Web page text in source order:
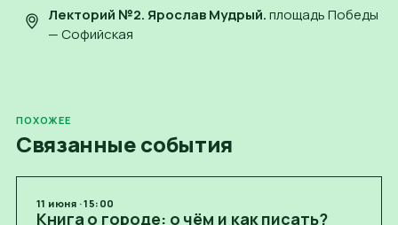
Лекторий №2. Ярослав Мудрый.площадь Победы
— Софийская
ПОХОЖЕЕ
Связанные события
11 июня ·15:00
Книга о городе: о чём и как писать?